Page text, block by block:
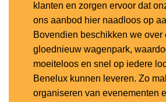
klanten en zorgen ervoor dat
ons aanbod hier naadloos op
Bovendien beschikken we over
gloednieuw wagenpark,
moeiteloos en snel op iedere
Benelux kunnen leveren. Zo
organiseren van evenementen